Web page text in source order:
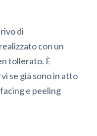
di
con un
tollerato. È
se già sono in atto
e peeling